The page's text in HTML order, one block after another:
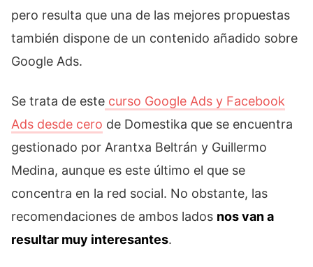
pero resulta que una de las mejores propuestas
también dispone de un contenido añadido sobre
Google Ads.
Se trata de este curso Google Ads y Facebook
Ads desde cero de Domestika que se encuentra
gestionado por Arantxa Beltrán y Guillermo
Medina, aunque es este último el que se
concentra en la red social. No obstante, las
recomendaciones de ambos lados nos van a
resultar muy interesantes.